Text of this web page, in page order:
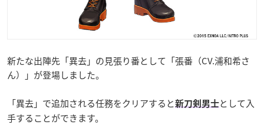
新たな出陣先「異去」の見張り番として「張番（CV.浦和希さ
ん）」が登場しました。
「異去」で追加される任務をクリアすると新刀剣男士として入
手することができます。